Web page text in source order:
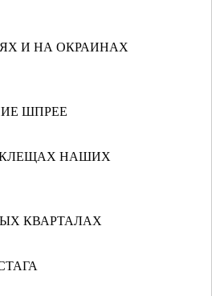
И НА ОКРАИНАХ
ШПРЕЕ
НАШИХ
КВАРТАЛАХ